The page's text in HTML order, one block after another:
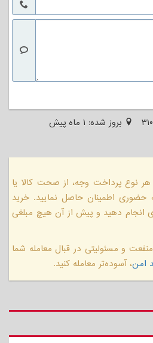
بروز شده: ۱ ماه پیش
هر نوع پرداخت وجه، از صحت کالا یا
اطمینان حاصل نمایید. خرید
دهید و پیش از آن هیچ مبلغی
و مسئولیتی در قبال معامله شما
امن، آسوده‌تر معامله کنید.